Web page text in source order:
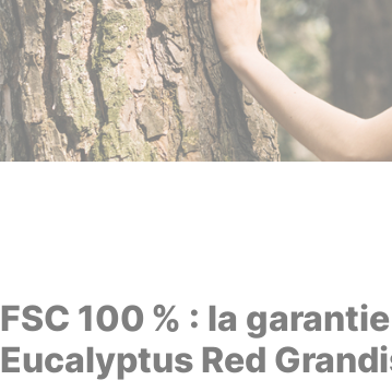
FSC 100 % : la
Eucalyptus Red